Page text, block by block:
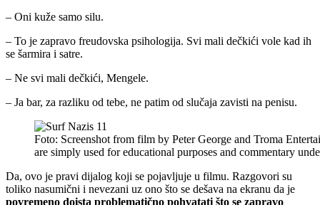
– Oni kuže samo silu.
– To je zapravo freudovska psihologija. Svi mali dečkići vole kad ih
se šarmira i satre.
– Ne svi mali dečkići, Mengele.
– Ja bar, za razliku od tebe, ne patim od slučaja zavisti na penisu.
Foto: Screenshot from film by Peter George and Troma
are simply used for educational purposes and commentary
Da, ovo je pravi dijalog koji se pojavljuje u filmu. Razgovori su
toliko nasumični i nevezani uz ono što se dešava na ekranu da je
povremeno doista problematično pohvatati što se zapravo